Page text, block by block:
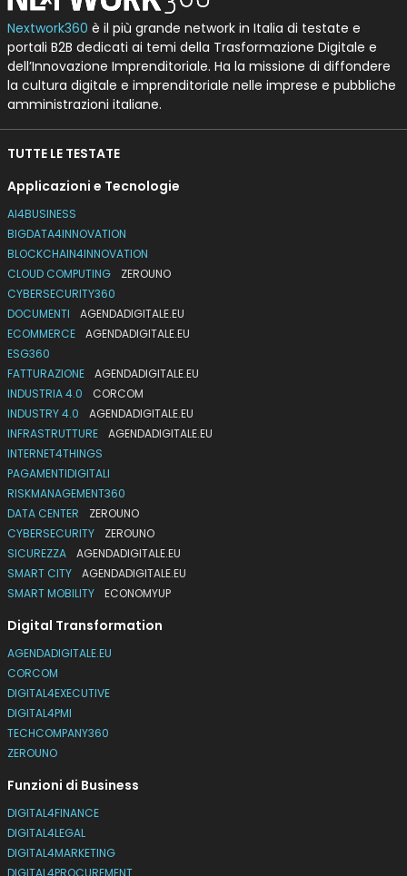
Nextwork360 è il più grande network in Italia di testate e
portali B2B dedicati ai temi della Trasformazione Digitale e
dell’Innovazione Imprenditoriale. Ha la missione di diffondere
la cultura digitale e imprenditoriale nelle imprese e pubbliche
amministrazioni italiane.
TUTTE LE TESTATE
Applicazioni e Tecnologie
AI4BUSINESS
BIGDATA4INNOVATION
BLOCKCHAIN4INNOVATION
CLOUD COMPUTING
ZEROUNO
CYBERSECURITY360
DOCUMENTI
AGENDADIGITALE.EU
ECOMMERCE
AGENDADIGITALE.EU
ESG360
FATTURAZIONE
AGENDADIGITALE.EU
INDUSTRIA 4.0
CORCOM
INDUSTRY 4.0
AGENDADIGITALE.EU
INFRASTRUTTURE
AGENDADIGITALE.EU
INTERNET4THINGS
PAGAMENTIDIGITALI
RISKMANAGEMENT360
DATA CENTER
ZEROUNO
CYBERSECURITY
ZEROUNO
SICUREZZA
AGENDADIGITALE.EU
SMART CITY
AGENDADIGITALE.EU
SMART MOBILITY
ECONOMYUP
Digital Transformation
AGENDADIGITALE.EU
CORCOM
DIGITAL4EXECUTIVE
DIGITAL4PMI
TECHCOMPANY360
ZEROUNO
Funzioni di Business
DIGITAL4FINANCE
DIGITAL4LEGAL
DIGITAL4MARKETING
DIGITAL4PROCUREMENT